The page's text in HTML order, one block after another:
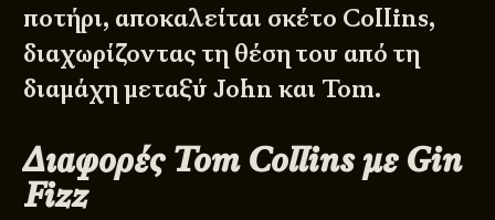
ποτήρι, αποκαλείται σκέτο Collins,
διαχωρίζοντας τη θέση του από τη
διαμάχη μεταξύ John και Tom.
Διαφορές Tom Collins με Gin
Fizz